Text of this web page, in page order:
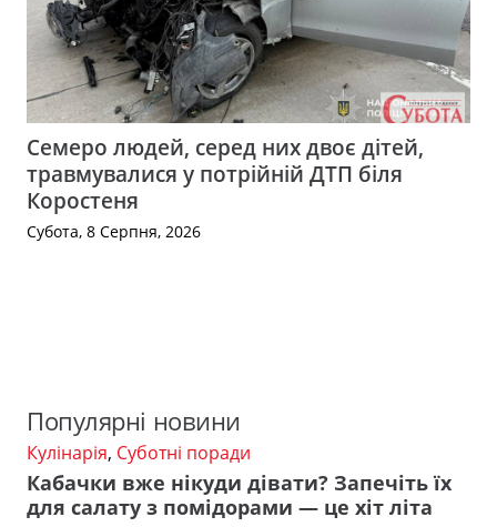
Семеро людей, серед них двоє дітей,
травмувалися у потрійній ДТП біля
Коростеня
Субота, 8 Серпня, 2026
Популярні новини
Кулінарія, Суботні поради
Кабачки вже нікуди дівати? Запечіть їх
для салату з помідорами — це хіт літа